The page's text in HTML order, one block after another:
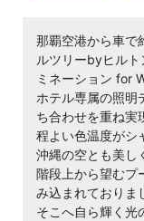
那覇空港から車で
ルツリーbyヒル
ミネーション for
ホテル専属の照明
ち合わせを重ね実
程よい色温度がシ
沖縄の空とも美し
階段上から望むプ
み込まれておりま
そこへ自ら輝く光